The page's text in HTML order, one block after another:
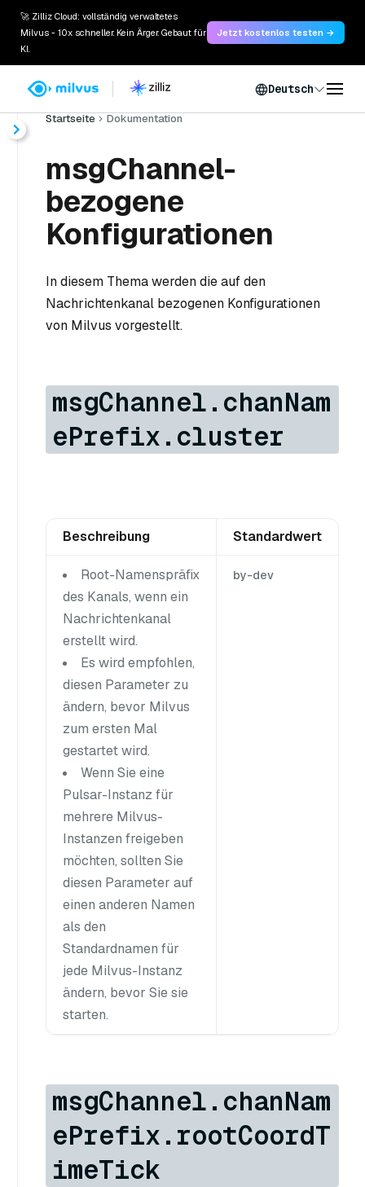
🚀 Zilliz Cloud: vollständig verwaltetes
Milvus - 10x schneller. Kein Ärger. Gebaut für
KI.
Jetzt kostenlos testen →
Deutsch
Startseite Dokumentation
msgChannel-
bezogene
Konfigurationen
In diesem Thema werden die auf den
Nachrichtenkanal bezogenen Konfigurationen
von Milvus vorgestellt.
msgChannel.chanNam
ePrefix.cluster
Beschreibung Standardwert
Root-Namenspräfix
des Kanals, wenn ein
Nachrichtenkanal
erstellt wird.
Es wird empfohlen,
diesen Parameter zu
ändern, bevor Milvus
zum ersten Mal
gestartet wird.
Wenn Sie eine
Pulsar-Instanz für
mehrere Milvus-
Instanzen freigeben
möchten, sollten Sie
diesen Parameter auf
einen anderen Namen
als den
Standardnamen für
jede Milvus-Instanz
ändern, bevor Sie sie
starten.
by-dev
msgChannel.chanNam
ePrefix.rootCoordT
imeTick